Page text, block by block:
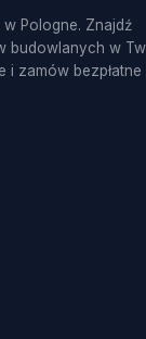
Pologne. Znajdź
budowlanych w
i zamów bezpłatne